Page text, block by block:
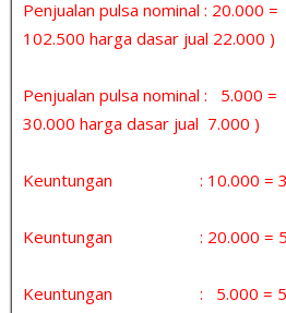
Penjualan pulsa nominal :
102.500 harga dasar jual 22.000 )
Penjualan pulsa nominal :
30.000 harga dasar jual 7.000 )
Keuntungan : 10.000 = 30
Keuntungan : 20.000 = 5 x
Keuntungan : 5.000 = 5 x